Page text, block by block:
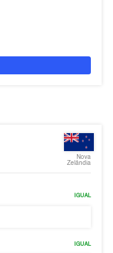
Nova
Zelândia
IGUAL
IGUAL